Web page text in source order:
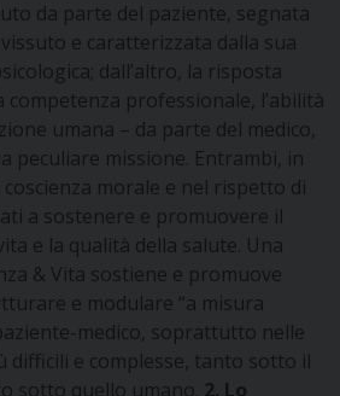
da parte del paziente, segnata
e caratterizzata dalla sua
dall’altro, la risposta
competenza professionale, l’abilità
umana – da parte del medico,
peculiare missione. Entrambi, in
morale e nel rispetto di
a sostenere e promuovere il
e la qualità della salute. Una
& Vita sostiene e promuove
e modulare “a misura
medico, soprattutto nelle
difficili e complesse, tanto sotto il
sotto quello umano. 2. Lo